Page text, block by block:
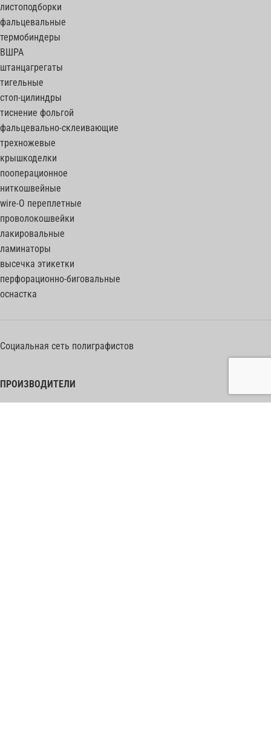
листоподборки
фальцевальные
термобиндеры
ВШРА
штанцагрегаты
тигельные
стоп-цилиндры
тиснение фольгой
фальцевально-склеивающие
трехножевые
крышкоделки
пооперационное
ниткошвейные
wire-O переплетные
проволокошвейки
лакировальные
ламинаторы
высечка этикетки
перфорационно-биговальные
оснастка
Социальная сеть полиграфистов
ПРОИЗВОДИТЕЛИ